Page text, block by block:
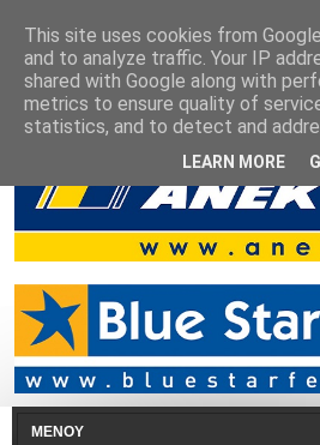
This site uses cookies from
and to analyze traffic. Your IP
shared with Google along with
metrics to ensure quality of
statistics, and to detect and
LEARN MORE